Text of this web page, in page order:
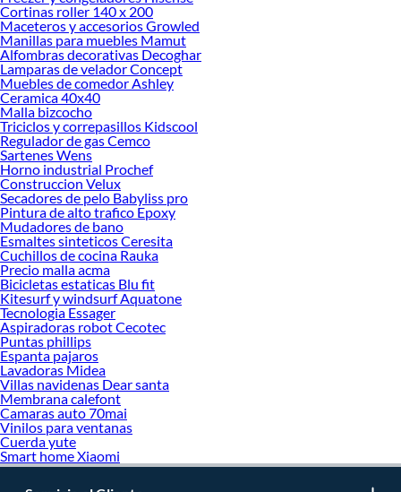
ofrecerte!
Encuentra una amplia variedad de productos de Muebles de Cocina en Sodimac.
Encuentra todo lo necesario para tus proyectos de renovación y decoración.
¡Visítanos y haz tus ideas realidad!
Cortinas roller 140 x 200
Maceteros y accesorios Growled
Manillas para muebles Mamut
Alfombras decorativas Decoghar
Lamparas de velador Concept
Muebles de comedor Ashley
Ceramica 40x40
Malla bizcocho
Triciclos y correpasillos Kidscool
Regulador de gas Cemco
Sartenes Wens
Horno industrial Prochef
Construccion Velux
Secadores de pelo Babyliss pro
Pintura de alto trafico Epoxy
Mudadores de bano
Esmaltes sinteticos Ceresita
Cuchillos de cocina Rauka
Precio malla acma
Bicicletas estaticas Blu fit
Kitesurf y windsurf Aquatone
Tecnologia Essager
Aspiradoras robot Cecotec
Puntas phillips
Espanta pajaros
Lavadoras Midea
Villas navidenas Dear santa
Membrana calefont
Camaras auto 70mai
Vinilos para ventanas
Cuerda yute
Smart home Xiaomi